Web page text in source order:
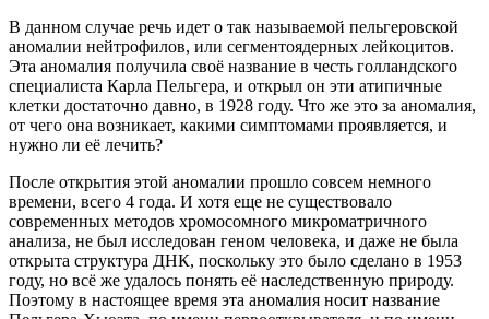
В данном случае речь идет о так называемой пельгеровской
аномалии нейтрофилов, или сегментоядерных лейкоцитов.
Эта аномалия получила своё название в честь голландского
специалиста Карла Пельгера, и открыл он эти атипичные
клетки достаточно давно, в 1928 году. Что же это за аномалия,
от чего она возникает, какими симптомами проявляется, и
нужно ли её лечить?
После открытия этой аномалии прошло совсем немного
времени, всего 4 года. И хотя еще не существовало
современных методов хромосомного микроматричного
анализа, не был исследован геном человека, и даже не была
открыта структура ДНК, поскольку это было сделано в 1953
году, но всё же удалось понять её наследственную природу.
Поэтому в настоящее время эта аномалия носит название